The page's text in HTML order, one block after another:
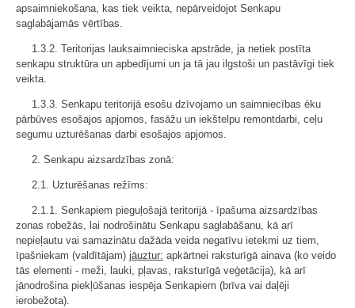
apsaimniekošana, kas tiek veikta, nepārveidojot Senkapu
saglabājamās vērtības.
1.3.2. Teritorijas lauksaimnieciska apstrāde, ja netiek postīta
senkapu struktūra un apbedījumi un ja tā jau ilgstoši un pastāvīgi tiek
veikta.
1.3.3. Senkapu teritorijā esošu dzīvojamo un saimniecības ēku
pārbūves esošajos apjomos, fasāžu un iekštelpu remontdarbi, ceļu
segumu uzturēšanas darbi esošajos apjomos.
2. Senkapu aizsardzības zonā:
2.1. Uzturēšanas režīms:
2.1.1. Senkapiem pieguļošajā teritorijā - īpašuma aizsardzības
zonas robežās, lai nodrošinātu Senkapu saglabāšanu, kā arī
nepieļautu vai samazinātu dažāda veida negatīvu ietekmi uz tiem,
īpašniekam (valdītājam) jāuztur: apkārtnei raksturīgā ainava (ko veido
tās elementi - meži, lauki, pļavas, raksturīgā veģetācija), kā arī
jānodrošina piekļūšanas iespēja Senkapiem (brīva vai daļēji
ierobežota).